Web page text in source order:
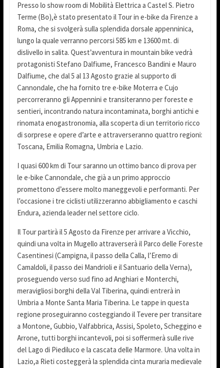
Presso lo show room di Mobilità Elettrica a Castel S. Pietro
Terme (Bo),è stato presentato il Tour in e-bike da Firenze a
Roma, che si svolgerà sulla splendida dorsale appenninica,
lungo la quale verranno percorsi 585 km e 13600 mt. di
dislivello in salita. Quest’avventura in mountain bike vedrà
protagonisti Stefano Dalfiume, Francesco Bandini e Mauro
Dalfiume, che dal 5 al 13 Agosto grazie al supporto di
Cannondale, che ha fornito tre e-bike Moterra e Cujo
percorreranno gli Appennini e transiteranno per foreste e
sentieri, incontrando natura incontaminata, borghi antichi e
rinomata enogastronomia, alla scoperta di un territorio ricco
di sorprese e opere d’arte e attraverseranno quattro regioni:
Toscana, Emilia Romagna, Umbria e Lazio.
I quasi 600 km di Tour saranno un ottimo banco di prova per
le e-bike Cannondale, che già a un primo approccio
promettono d’essere molto maneggevoli e performanti. Per
l’occasione i tre ciclisti utilizzeranno abbigliamento e caschi
Endura, azienda leader nel settore ciclo.
Il Tour partirà il 5 Agosto da Firenze per arrivare a Vicchio,
quindi una volta in Mugello attraverserà il Parco delle Foreste
Casentinesi (Campigna, il passo della Calla, l’Eremo di
Camaldoli, il passo dei Mandrioli e il Santuario della Verna),
proseguendo verso sud fino ad Anghiari e Monterchi,
meravigliosi borghi della Val Tiberina, quindi entrerà in
Umbria a Monte Santa Maria Tiberina. Le tappe in questa
regione proseguiranno costeggiando il Tevere per transitare
a Montone, Gubbio, Valfabbrica, Assisi, Spoleto, Scheggino e
Arrone, tutti borghi incantevoli, poi si soffermerà sulle rive
del Lago di Piediluco e la cascata delle Marmore. Una volta in
Lazio,a Rieti costeggerà la splendida cinta muraria medievale